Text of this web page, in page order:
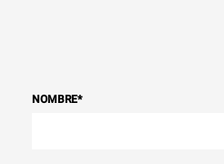
NOMBRE*